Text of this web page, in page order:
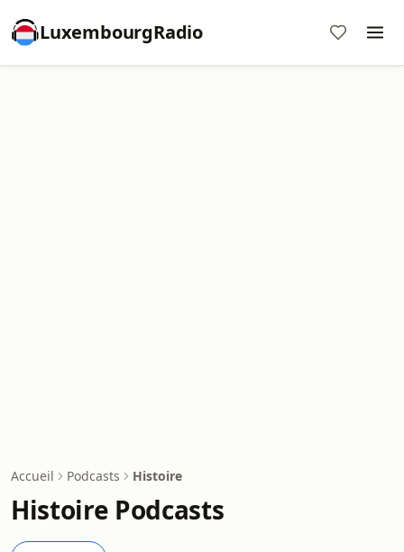
LuxembourgRadio
Accueil Podcasts Histoire
Histoire Podcasts